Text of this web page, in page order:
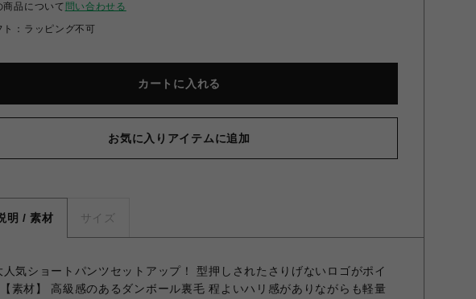
商品について 問い合わせる
ト：ラッピング不可
カートに入れる
お気に入りアイテムに追加
明 / 素材 サイズ
気ショートパンツセットアップ！ 型押しされたさりげないロゴがポイ
素材】 高級感のあるダンボール裏毛 程よいハリ感がありながらも軽量